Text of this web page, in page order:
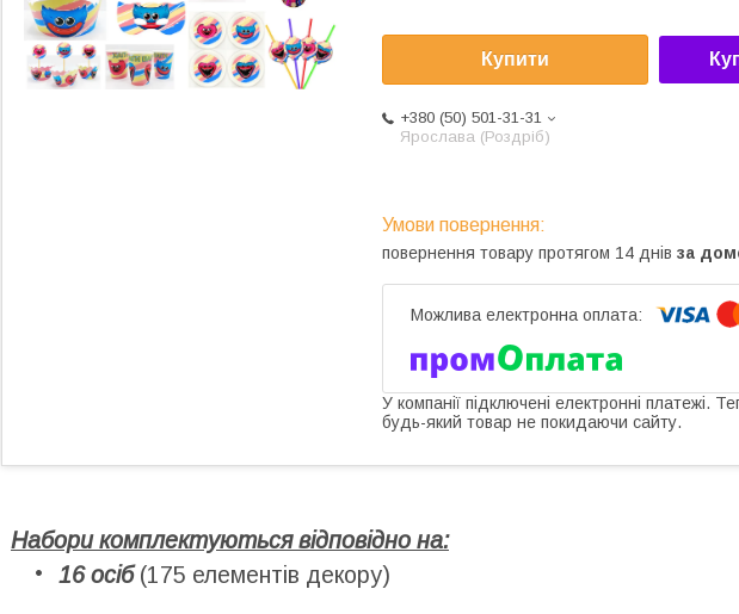
Купити
+380 (50) 501-31-31
Ярослава (Роздріб)
повернення товару протягом 14 днів за
У компанії підключені електронні платежі.
будь-який товар не покидаючи сайту.
Набори комплектуються відповідно на:
16 осіб(175 елементів декору)